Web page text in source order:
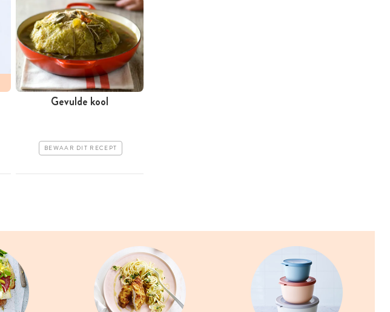
Gevulde kool
BEWAAR DIT RECEPT